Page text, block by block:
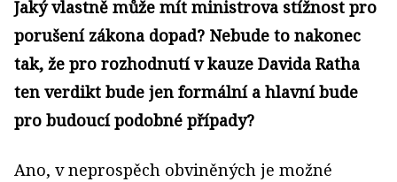
Jaký vlastně může mít ministrova stížnost pro
porušení zákona dopad? Nebude to nakonec
tak, že pro rozhodnutí v kauze Davida Ratha
ten verdikt bude jen formální a hlavní bude
pro budoucí podobné případy?
Ano, v neprospěch obviněných je možné